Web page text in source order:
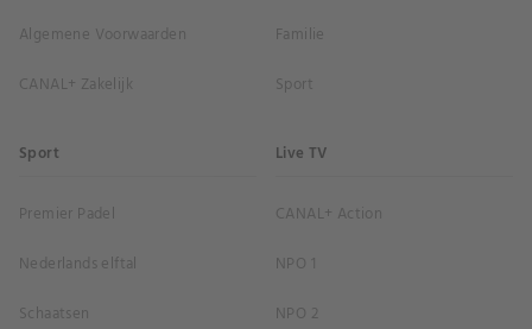
Algemene Voorwaarden
CANAL+ Zakelijk
Familie
Sport
Sport
Premier Padel
Nederlands elftal
Schaatsen
Live TV
CANAL+ Action
NPO 1
NPO 2